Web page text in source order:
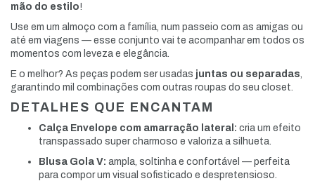
mão do estilo!
Use em um almoço com a família, num passeio com as amigas ou
até em viagens — esse conjunto vai te acompanhar em todos os
momentos com leveza e elegância.
E o melhor? As peças podem ser usadas juntas ou separadas,
garantindo mil combinações com outras roupas do seu closet.
DETALHES QUE ENCANTAM
Calça Envelope com amarração lateral: cria um efeito
transpassado super charmoso e valoriza a silhueta.
Blusa Gola V: ampla, soltinha e confortável — perfeita
para compor um visual sofisticado e despretensioso.